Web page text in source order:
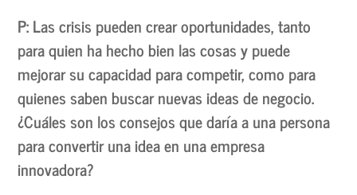
P: Las crisis pueden crear oportunidades, tanto
para quien ha hecho bien las cosas y puede
mejorar su capacidad para competir, como para
quienes saben buscar nuevas ideas de negocio.
¿Cuáles son los consejos que daría a una persona
para convertir una idea en una empresa
innovadora?